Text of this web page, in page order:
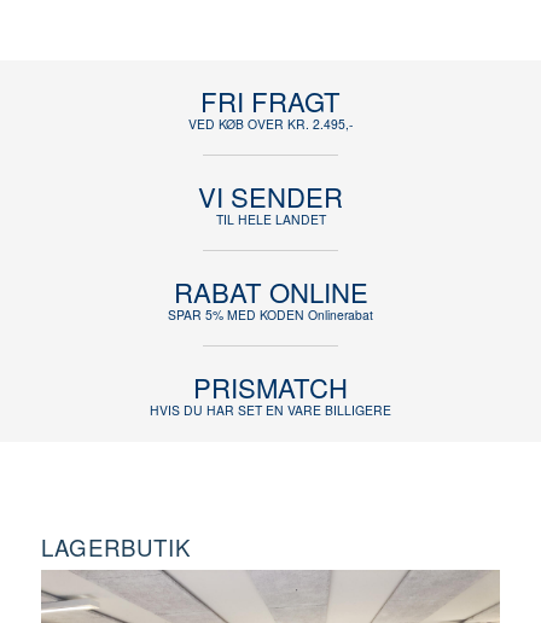
FRI FRAGT
VED KØB OVER KR. 2.495,-
VI SENDER
TIL HELE LANDET
RABAT ONLINE
SPAR 5% MED KODEN Onlinerabat
PRISMATCH
HVIS DU HAR SET EN VARE BILLIGERE
LAGERBUTIK